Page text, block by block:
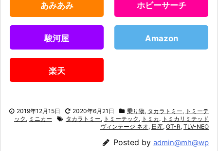
あみあみ ホビーサーチ
駿河屋 Amazon
楽天
2019年12月15日 2020年6月21日 乗り物, タカラトミー, トミーテ
ック , ミニカー タカラトミー, トミーテック , トミカ , トミカリミテッド
ヴィンテージ ネオ, 日産, GT-R, TLV-NEO
Posted by admin@mh@wp